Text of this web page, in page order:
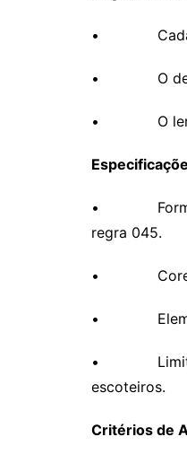
• Cada
• O design
• O lenço
• Formato:
regra 045.
• Cores:
•
•
escoteiros.
Critérios de